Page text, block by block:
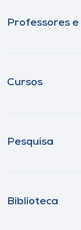
Professores
Cursos
Pesquisa
Biblioteca